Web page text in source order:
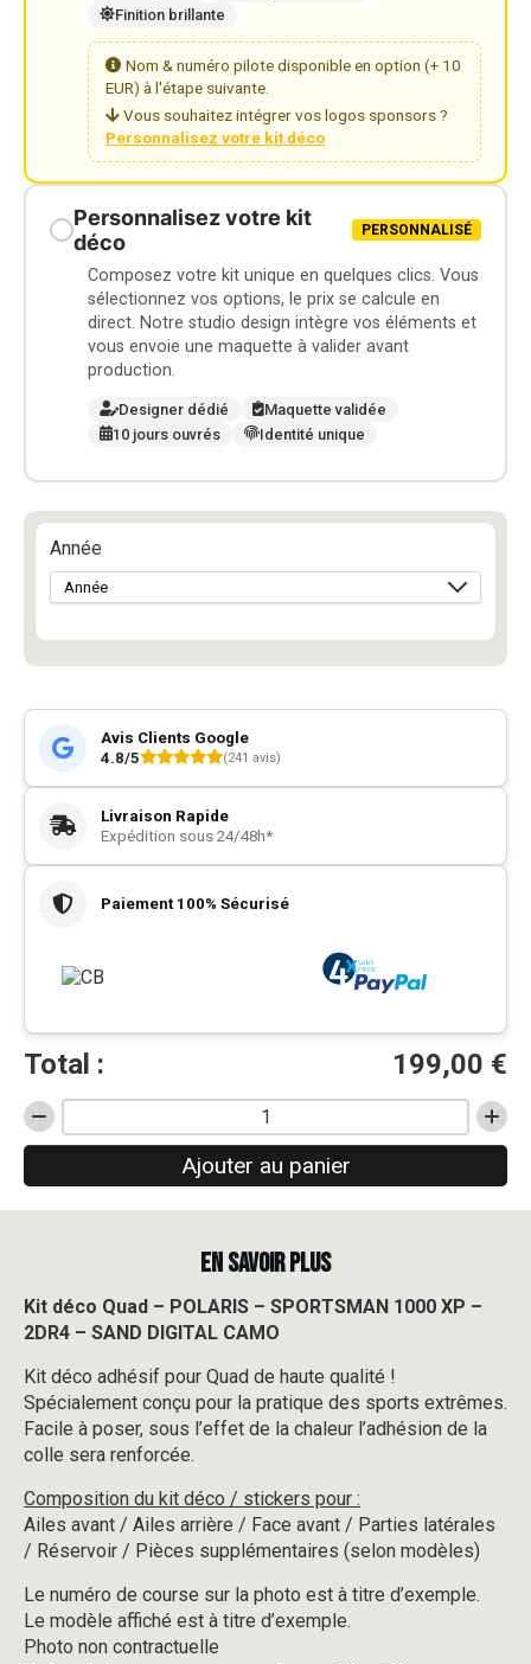
Finition brillante
Nom & numéro pilote disponible en option (+ 10
EUR) à l'étape suivante.
Vous souhaitez intégrer vos logos sponsors ?
Personnalisez votre kit déco
Personnalisez votre kit
déco
PERSONNALISÉ
Composez votre kit unique en quelques clics. Vous
sélectionnez vos options, le prix se calcule en
direct. Notre studio design intègre vos éléments et
vous envoie une maquette à valider avant
production.
Designer dédié
Maquette validée
10 jours ouvrés
Identité unique
Année
Avis Clients Google
4.8/5
(241 avis)
Livraison Rapide
Expédition sous 24/48h*
Paiement 100% Sécurisé
Total : 199,00 €
quantité
de
déco
Quad
SPORTSMAN
1000
-
2DR4
-
SAND
DIGITAL
CAMO
Ajouter au panier
EN SAVOIR PLUS
Kit déco Quad – POLARIS – SPORTSMAN 1000 XP –
2DR4 – SAND DIGITAL CAMO
Kit déco adhésif pour Quad de haute qualité !
Spécialement conçu pour la pratique des sports extrêmes.
Facile à poser, sous l’effet de la chaleur l’adhésion de la
colle sera renforcée.
Composition du kit déco / stickers pour :
Ailes avant / Ailes arrière / Face avant / Parties latérales
/ Réservoir / Pièces supplémentaires (selon modèles)
Le numéro de course sur la photo est à titre d’exemple.
Le modèle affiché est à titre d’exemple.
Photo non contractuelle